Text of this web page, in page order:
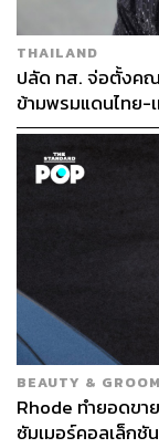
THAILAND
ปลัด ทส. จ่อตั้งคณ
ข้ามพรมแดนไทย-
BEAUTY &
Rhode ทำยอดขา
ซัมเมอร์คอลเล็กชั